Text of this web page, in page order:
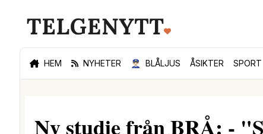
HEM NYHETER 👮🏻‍♂️ BLÅLJUS ÅSIKTER SPORT
Ny studie från BRÅ: -